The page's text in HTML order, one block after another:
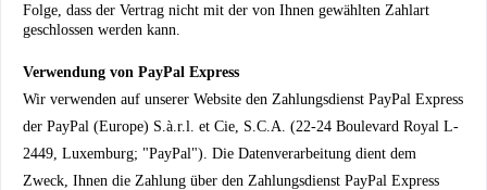
Folge, dass der Vertrag nicht mit der von Ihnen gewählten Zahlart
geschlossen werden kann.
Verwendung von PayPal Express
Wir verwenden auf unserer Website den Zahlungsdienst PayPal Express
der PayPal (Europe) S.à.r.l. et Cie, S.C.A. (22-24 Boulevard Royal L-
2449, Luxemburg; "PayPal"). Die Datenverarbeitung dient dem
Zweck, Ihnen die Zahlung über den Zahlungsdienst PayPal Express